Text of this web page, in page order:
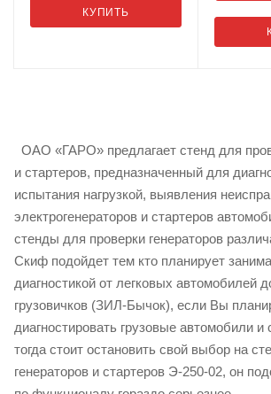
КУПИТЬ
ОАО «ГАРО» предлагает стенд для
и стартеров, предназначенный для
испытания нагрузкой, выявления
электрогенераторов и стартеров
стенды для проверки генераторов
Скиф подойдет тем кто планирует
диагностикой от легковых автомобилей
грузовичков (ЗИЛ-Бычок), если Вы
диагностировать грузовые автомобили и
тогда стоит остановить свой выбор на
генераторов и стартеров Э-250-02, он